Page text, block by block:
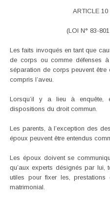
ARTICLE 10
(LOI N° 83-
Les faits invoqués en tant que
de corps ou comme défenses
séparation de corps peuvent
compris l’aveu.
Lorsqu’il y a lieu à enquête,
dispositions du droit commun.
Les parents, à l’exception des
époux peuvent être entendus
Les époux doivent se
qu’aux experts désignés par lui,
utiles pour fixer les,
matrimonial.